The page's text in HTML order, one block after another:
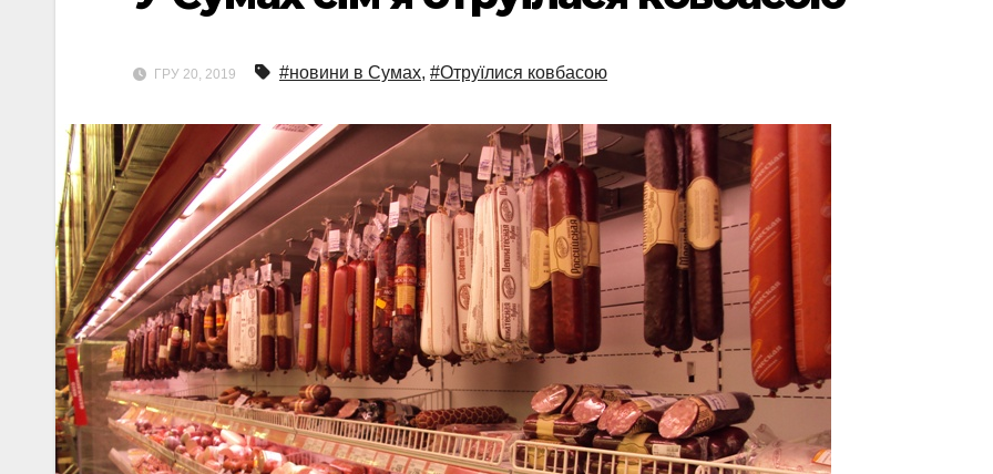
ГРУ 20, 2019 #новини в Сумах, #Отруїлися ковбасою